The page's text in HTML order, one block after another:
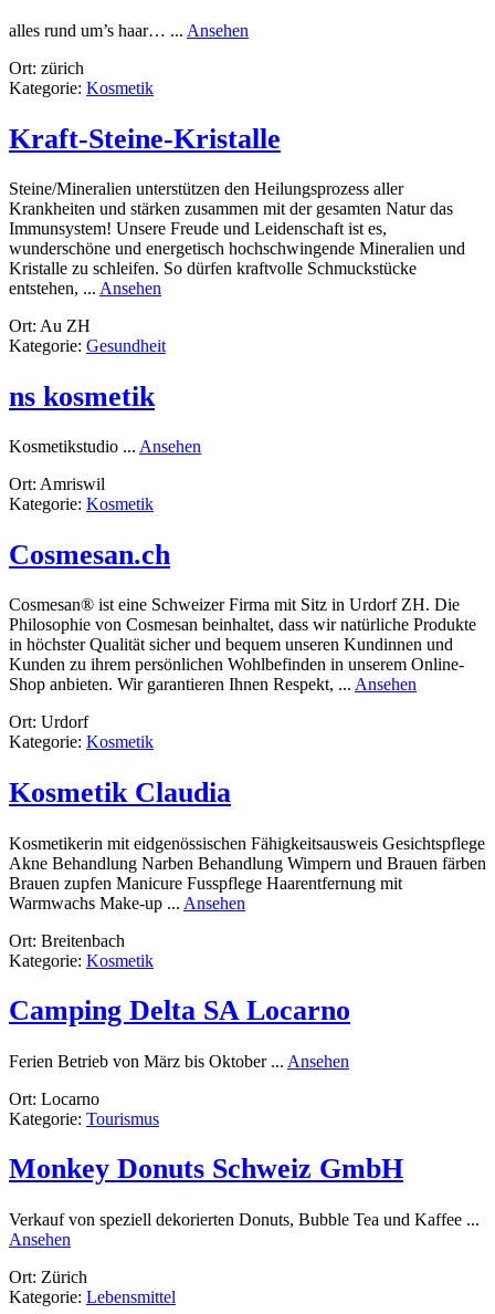
alles rund um’s haar… ... Ansehen
Ort: zürich
Kategorie: Kosmetik
Kraft-Steine-Kristalle
Steine/Mineralien unterstützen den Heilungsprozess aller
Krankheiten und stärken zusammen mit der gesamten Natur das
Immunsystem! Unsere Freude und Leidenschaft ist es,
wunderschöne und energetisch hochschwingende Mineralien und
Kristalle zu schleifen. So dürfen kraftvolle Schmuckstücke
entstehen, ... Ansehen
Kristalle
Ort: Au ZH
Kategorie: Gesundheit
ns kosmetik
Kosmetikstudio ... Ansehen
Ort: Amriswil
Kategorie: Kosmetik
Cosmesan.ch
Cosmesan® ist eine Schweizer Firma mit Sitz in Urdorf ZH. Die
Philosophie von Cosmesan beinhaltet, dass wir natürliche Produkte
in höchster Qualität sicher und bequem unseren Kundinnen und
Kunden zu ihrem persönlichen Wohlbefinden in unserem Online-
Shop anbieten. Wir garantieren Ihnen Respekt, ... Ansehen
Ort: Urdorf
Kategorie: Kosmetik
Kosmetik Claudia
Kosmetikerin mit eidgenössischen Fähigkeitsausweis Gesichtspflege
Akne Behandlung Narben Behandlung Wimpern und Brauen färben
Brauen zupfen Manicure Fusspflege Haarentfernung mit
Warmwachs Make-up ... Ansehen
Ort: Breitenbach
Kategorie: Kosmetik
Camping Delta SA Locarno
Ferien Betrieb von März bis Oktober ... Ansehen
Ort: Locarno
Kategorie: Tourismus
Monkey Donuts Schweiz GmbH
Verkauf von speziell dekorierten Donuts, Bubble Tea und Kaffee ...
Ansehen
Donuts
Schweiz
Ort: Zürich
Kategorie: Lebensmittel